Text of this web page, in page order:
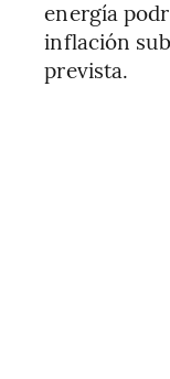
energía
inflación
prevista.